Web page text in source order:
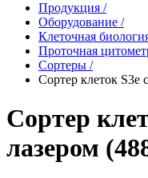
Продукция /
Оборудование /
Клеточная
Проточная
Сортеры /
Сортер клеток S3e
Сортер
лазером